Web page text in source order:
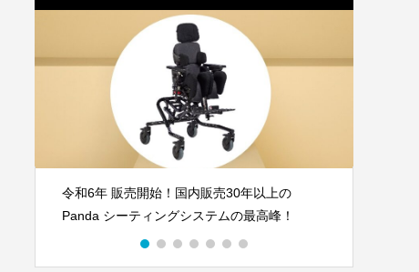
地震、火災、もしもの時に「階段を使用し
て」確実に避難できる！非常用階段避難車。